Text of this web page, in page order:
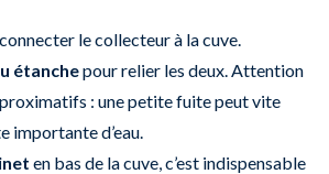
le collecteur à la cuve.
étanchepour relier les deux. Attention
: une petite fuite peut vite
importante d’eau.
en bas de la cuve, c’est indispensable